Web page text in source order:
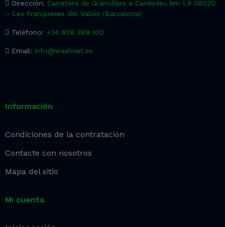
Dirección: Carretera de Granollers a Cardedeu km 1,9 08520
– Les Franqueses del Vallès (Barcelona)
Teléfono: +34 938 389 100
Email: info@washnet.es
Información
Condiciones de la contratación
Contacte con nosotros
Mapa del sitio
Mi cuenta